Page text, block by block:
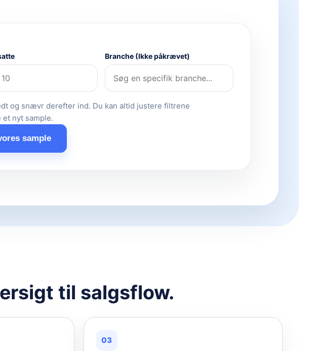
Branche (Ikke påkrævet)
og snævr derefter ind. Du kan altid justere filtrene
et nyt sample.
sample
til salgsflow.
03